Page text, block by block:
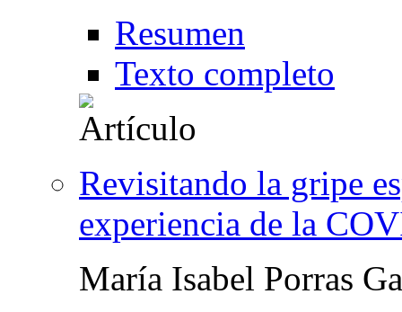
Resumen
Texto completo
Revisitando la gripe
experiencia de la
María Isabel Porras